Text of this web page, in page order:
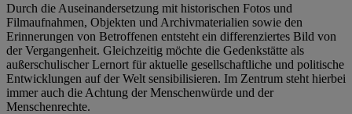
Durch die Auseinandersetzung mit historischen Fotos und
Filmaufnahmen, Objekten und Archivmaterialien sowie den
Erinnerungen von Betroffenen entsteht ein differenziertes Bild von
der Vergangenheit. Gleichzeitig möchte die Gedenkstätte als
außerschulischer Lernort für aktuelle gesellschaftliche und politische
Entwicklungen auf der Welt sensibilisieren. Im Zentrum steht hierbei
immer auch die Achtung der Menschenwürde und der
Menschenrechte.